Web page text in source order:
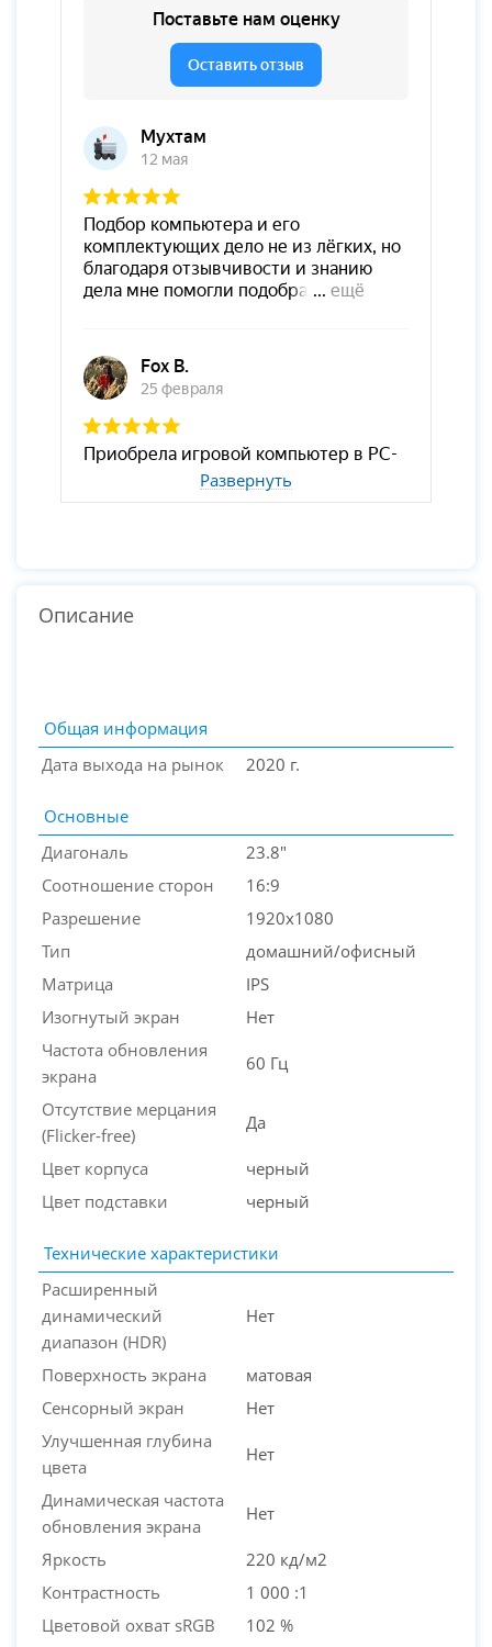
PC-Arena на карте Москвы — Яндекс Карты
Развернуть
Описание
Общая информация
Дата выхода на рынок
2020 г.
Основные
Диагональ
23.8"
Соотношение сторон
16:9
Разрешение
1920x1080
Тип
домашний/офисный
Матрица
IPS
Изогнутый экран
Нет
Частота обновления
экрана
60 Гц
Отсутствие мерцания
(Flicker-free)
Да
Цвет корпуса
черный
Цвет подставки
черный
Технические характеристики
Расширенный
динамический
диапазон (HDR)
Нет
Поверхность экрана
матовая
Сенсорный экран
Нет
Улучшенная глубина
цвета
Нет
Динамическая частота
обновления экрана
Нет
Яркость
220 кд/м2
Контрастность
1 000 :1
Цветовой охват sRGB
102 %